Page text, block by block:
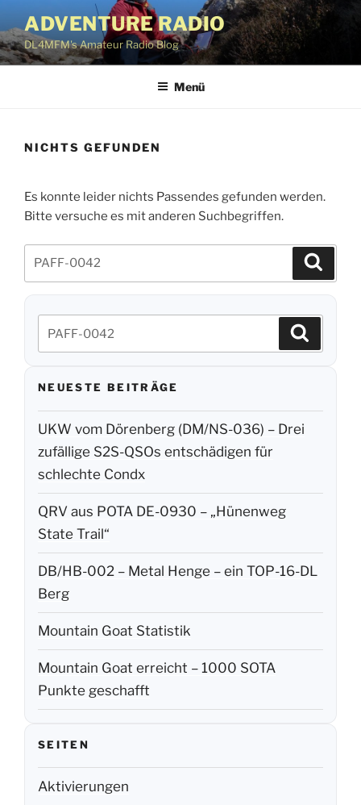
Inhalt
springen
ADVENTURE RADIO
DL4MFM's Amateur Radio Blog
Menü
NICHTS GEFUNDEN
Es konnte leider nichts Passendes gefunden werden.
Bitte versuche es mit anderen Suchbegriffen.
Suchen
nach:
NEUESTE BEITRÄGE
UKW vom Dörenberg (DM/NS-036) – Drei
zufällige S2S-QSOs entschädigen für
schlechte Condx
QRV aus POTA DE-0930 – „Hünenweg
State Trail“
DB/HB-002 – Metal Henge – ein TOP-16-DL
Berg
Mountain Goat Statistik
Mountain Goat erreicht – 1000 SOTA
Punkte geschafft
SEITEN
Aktivierungen